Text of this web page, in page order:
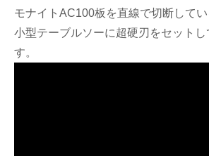
モナイトAC100板を直線で切断して
小型テーブルソーに超硬刃をセットし
す。